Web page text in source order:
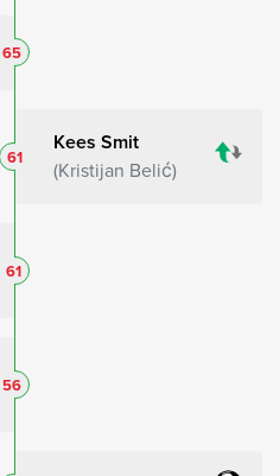
65
Kees Smit
Kristijan Belić
61
61
56